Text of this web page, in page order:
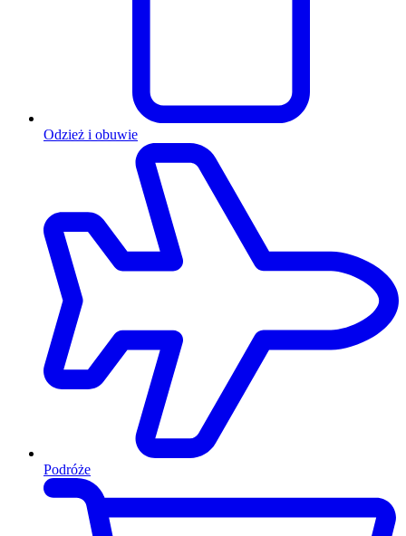
Odzież i obuwie
Podróże